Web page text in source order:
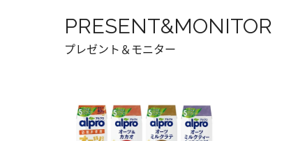
PRESENT&MONITOR
プレゼント＆モニター